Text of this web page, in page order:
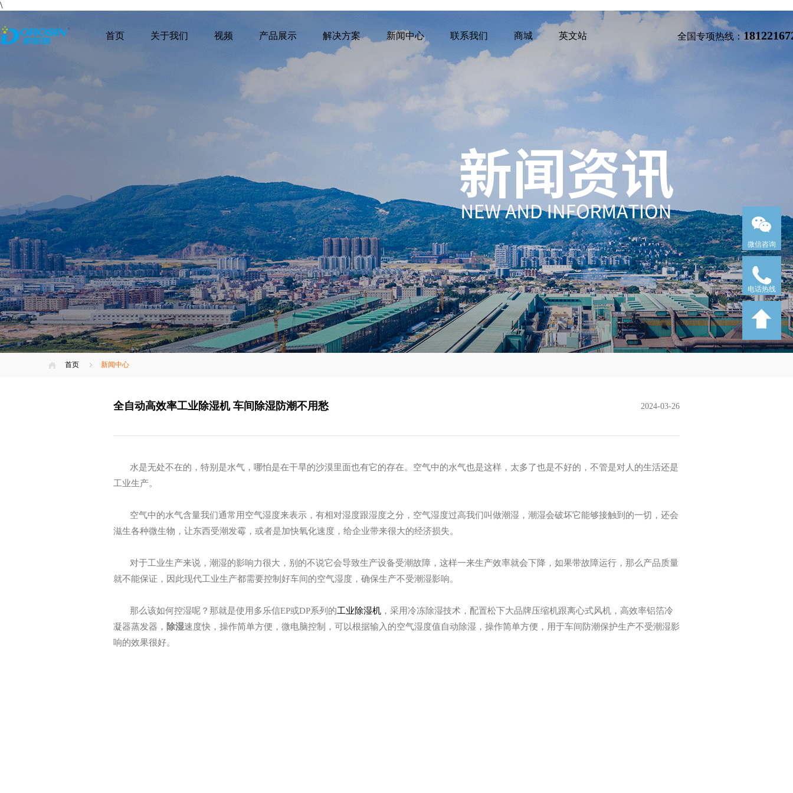
\
首页 关于我们 视频 产品展示 解决方案 新闻中心 联系我们 商城 英文站 全国专项热线：
首页 新闻中心
全自动高效率工业除湿机 车间除湿防潮不用愁 2024-03-26
水是无处不在的，特别是水气，哪怕是在干旱的沙漠里面也有它的存在。 空气中的水气也是这样，太多了也是不好的，不管是对人的生活还是
工业生产。
空气中的水气含量我们通常用空气湿度来表示，有相对湿度跟湿度之分，空气湿度过高我们叫做潮湿，潮湿会破坏它能够接触到的一切，还会
滋生各种微生物，让东西受潮发霉，或者是加快氧化速度，给企业带来很大的经济损失。
对于工业生产来说，潮湿的影响力很大，别的不说它会导致生产设备受潮故障，这样一来生产效率就会下降，如果带故障运行，那么产品质量
就不能保证，因此现代工业生产都需要控制好车间的空气湿度，确保生产不受潮湿影响。
那么该如何控湿呢？那就是使用多乐信EP或DP系列的工业除湿机 ，采用冷冻除湿技术，配置松下大品牌压缩机跟离心式风机，高效率铝箔冷
凝器蒸发器， 除湿速度快，操作简单方便，微电脑控制，可以根据输入的空气湿度值自动除湿，操作简单方便，用于车间防潮保护生产不受潮湿影
响的效果很好。
微信咨询
电话热线